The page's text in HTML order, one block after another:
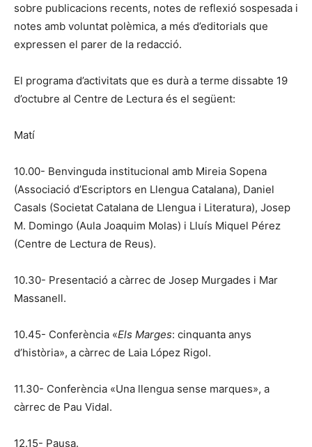
sobre publicacions recents, notes de reflexió sospesada i
notes amb voluntat polèmica, a més d’editorials que
expressen el parer de la redacció.
El programa d’activitats que es durà a terme dissabte 19
d’octubre al Centre de Lectura és el següent:
Matí
10.00- Benvinguda institucional amb Mireia Sopena
(Associació d’Escriptors en Llengua Catalana), Daniel
Casals (Societat Catalana de Llengua i Literatura), Josep
M. Domingo (Aula Joaquim Molas) i Lluís Miquel Pérez
(Centre de Lectura de Reus).
10.30- Presentació a càrrec de Josep Murgades i Mar
Massanell.
10.45- Conferència «Els Marges: cinquanta anys
d’història», a càrrec de Laia López Rigol.
11.30- Conferència «Una llengua sense marques», a
càrrec de Pau Vidal.
12.15- Pausa.